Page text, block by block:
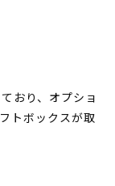
おり、オプショ
トボックスが取